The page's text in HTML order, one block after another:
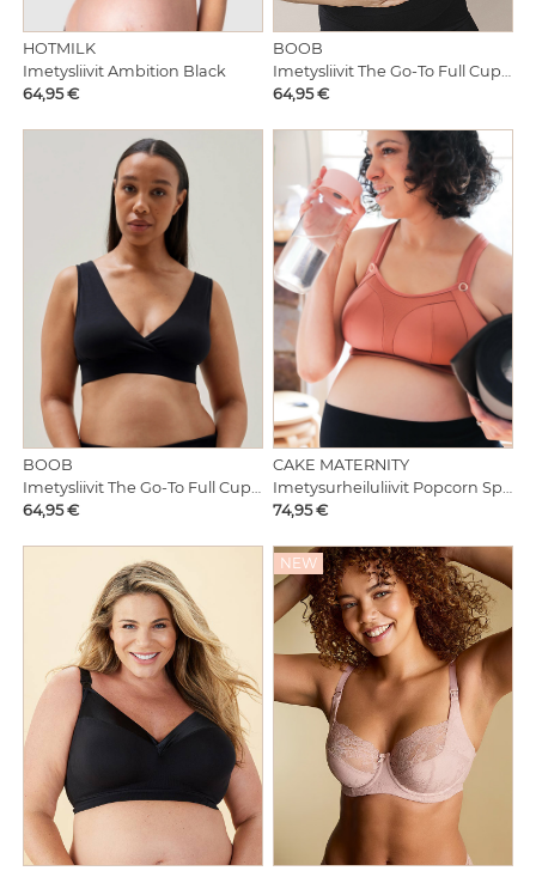
HOTMILK
Imetysliivit Ambition Black
Hinta
64,95 €
BOOB
Imetysliivit The Go-To Full Cup Bra Sand
Hinta
64,95 €
BOOB
Imetysliivit The Go-To Full Cup Bra Black
Hinta
64,95 €
CAKE MATERNITY
Imetysurheiluliivit Popcorn Sports Bra X Busty
Hinta
74,95 €
NEW